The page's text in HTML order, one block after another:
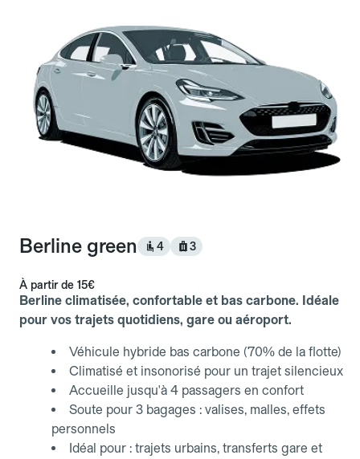
Berline green 4 3
À partir de 15€
Berline climatisée, confortable et bas carbone. Idéale
pour vos trajets quotidiens, gare ou aéroport.
Véhicule hybride bas carbone (70% de la flotte)
Climatisé et insonorisé pour un trajet silencieux
Accueille jusqu'à 4 passagers en confort
Soute pour 3 bagages : valises, malles, effets
personnels
Idéal pour : trajets urbains, transferts gare et